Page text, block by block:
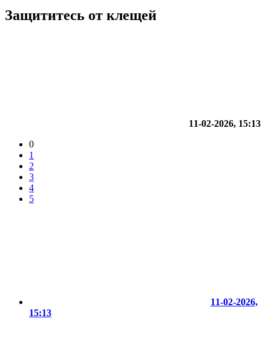
Защититесь от клещей
11-02-2026, 15:13
0
1
2
3
4
5
11-02-2026,
15:13